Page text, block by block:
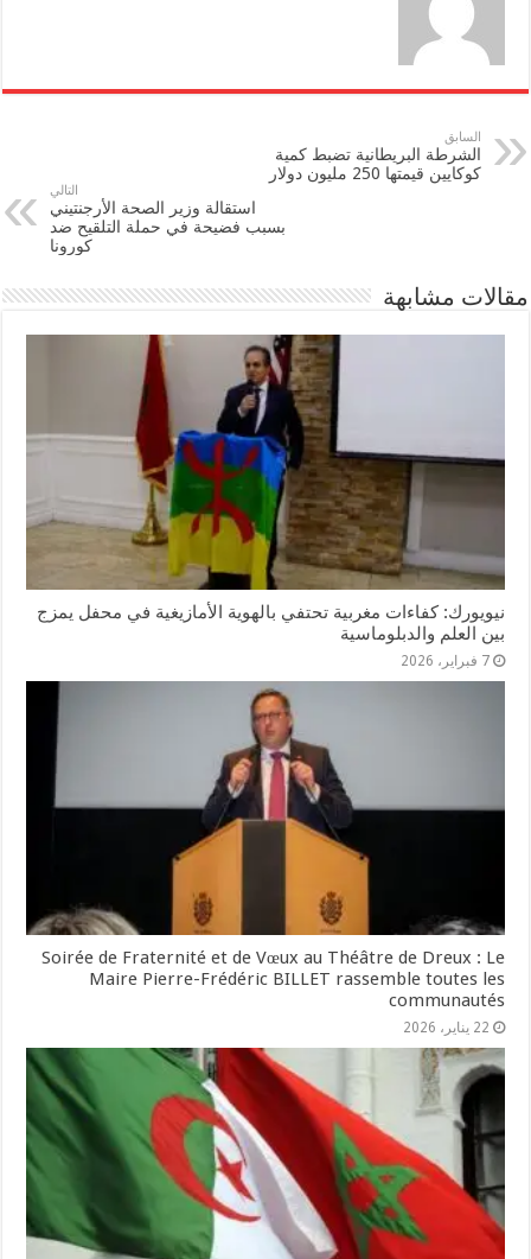
السابق
الشرطة البريطانية تضبط كمية
كوكايين قيمتها 250 مليون دولار
التالي
استقالة وزير الصحة الأرجنتيني
بسبب فضيحة في حملة التلقيح ضد
كورونا
مقالات مشابهة
نيويورك: كفاءات مغربية تحتفي بالهوية الأمازيغية في محفل يمزج
بين العلم والدبلوماسية
7 فبراير، 2026
Soirée de Fraternité et de Vœux au Théâtre de Dreux : Le
Maire Pierre-Frédéric BILLET rassemble toutes les
communautés
22 يناير، 2026